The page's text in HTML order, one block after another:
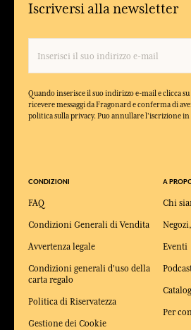
Iscriversi alla newsletter
Quando inserisce il suo indirizzo e-mail e clicca
ricevere messaggi da Fragonard e conferma di
politica sulla privacy. Puo annullare l'iscrizione
CONDIZIONI
FAQ
Condizioni Generali di Vendita
Avvertenza legale
Condizioni generali d'uso della
carta regalo
Politica di Riservatezza
Gestione dei Cookie
A
Chi
Eventi
Per